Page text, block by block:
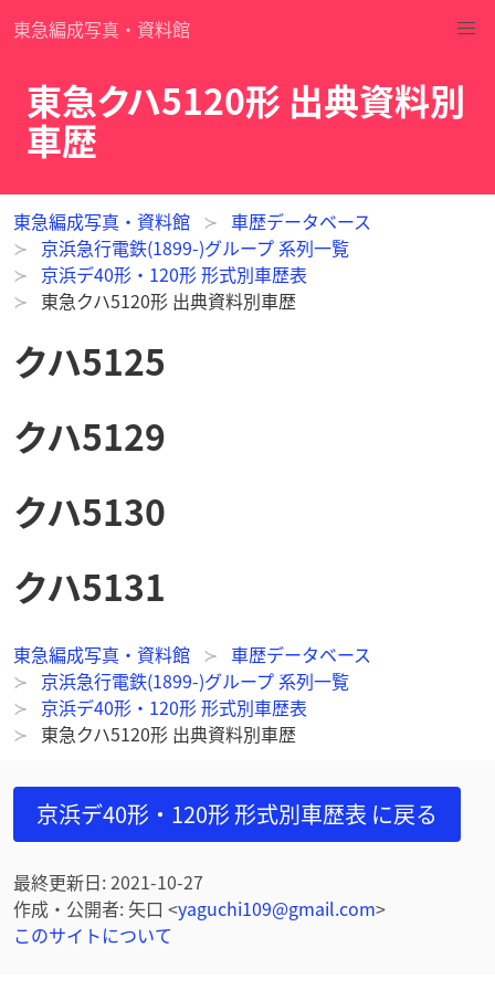
東急編成写真・資料館
東急クハ5120形 出典資料別
車歴
東急編成写真・資料館
車歴データベース
京浜急行電鉄(1899-)グループ 系列一覧
京浜デ40形・120形 形式別車歴表
東急クハ5120形 出典資料別車歴
クハ5125
クハ5129
クハ5130
クハ5131
東急編成写真・資料館
車歴データベース
京浜急行電鉄(1899-)グループ 系列一覧
京浜デ40形・120形 形式別車歴表
東急クハ5120形 出典資料別車歴
京浜デ40形・120形 形式別車歴表 に戻る
最終更新日:2021-10-27
作成・公開者: 矢口 <yaguchi109@gmail.com>
このサイトについて